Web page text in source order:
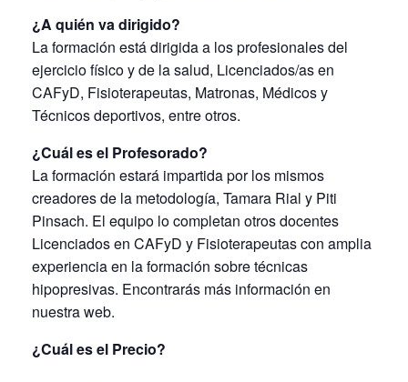
¿A quién va dirigido?
La formación está dirigida a los profesionales del
ejercicio físico y de la salud, Licenciados/as en
CAFyD, Fisioterapeutas, Matronas, Médicos y
Técnicos deportivos, entre otros.
¿Cuál es el Profesorado?
La formación estará impartida por los mismos
creadores de la metodología, Tamara Rial y Piti
Pinsach. El equipo lo completan otros docentes
Licenciados en CAFyD y Fisioterapeutas con amplia
experiencia en la formación sobre técnicas
hipopresivas. Encontrarás más información en
nuestra web.
¿Cuál es el Precio?